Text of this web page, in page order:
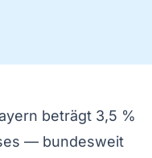
beträgt 3,5 %
— bundesweit